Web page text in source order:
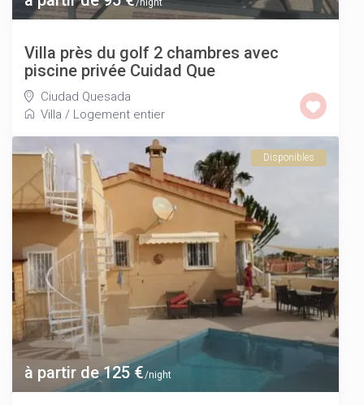
Villa près du golf 2 chambres avec
piscine privée Cuidad Que
Ciudad Quesada
Villa / Logement entier
à partir de 125 €/night
Disponibles